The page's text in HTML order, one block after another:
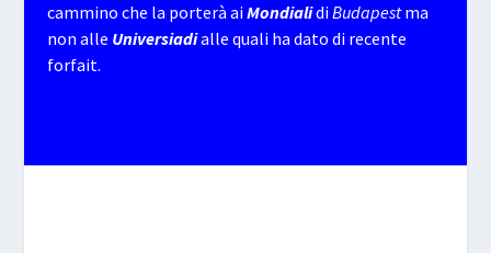
cammino che la porterà aiMondialidiBudapestma
non alle Universiadialle quali ha dato di recente
forfait.